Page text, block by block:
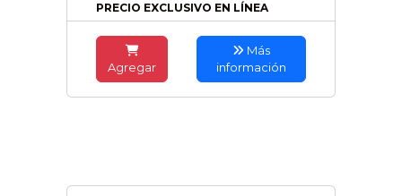
PRECIO EXCLUSIVO EN LÍNEA
Agregar
Más
información